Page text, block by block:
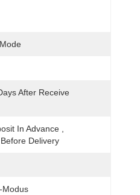
After Receive
In Advance ,
Delivery
Modus